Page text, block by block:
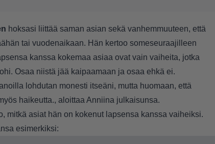
hoksasi liittää saman asian sekä vanhemmuuteen, että
tai vuodenaikaan. Hän kertoo someseuraajilleen
kanssa kokemaa asiaa ovat vain vaiheita, jotka
Osaa niistä jää kaipaamaan ja osaa ehkä ei.
lohdutan monesti itseäni, mutta huomaan, että
haikeutta., aloittaa Anniina julkaisunsa.
mitkä asiat hän on kokenut lapsensa kanssa vaiheiksi.
esimerkiksi: